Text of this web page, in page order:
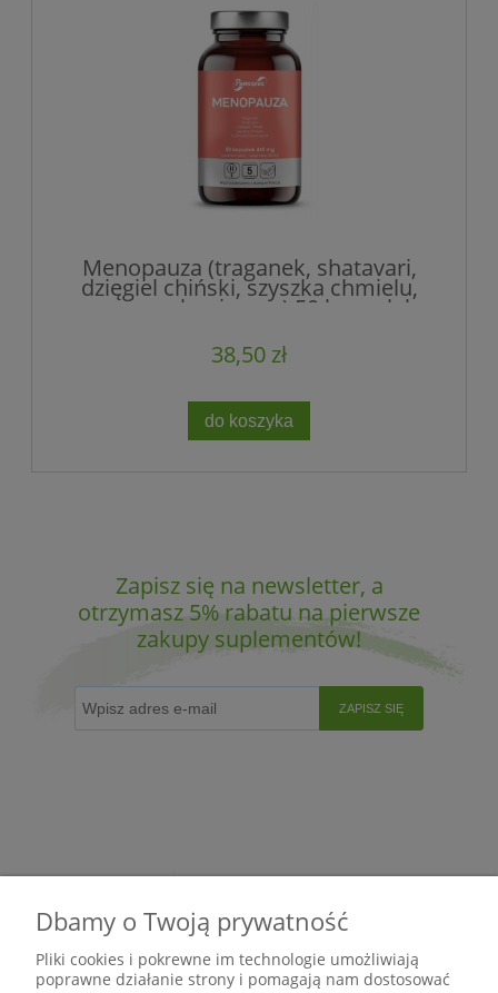
Menopauza (traganek, shatavari,
dzięgiel chiński, szyszka chmielu,
czerwona koniczyna) 50 kapsułek,
38,50 zł
do koszyka
Zapisz się na newsletter, a
otrzymasz 5% rabatu na pierwsze
zakupy suplementów!
ZAPISZ SIĘ
Dbamy o Twoją prywatność
Pliki cookies i pokrewne im technologie umożliwiają
poprawne działanie strony i pomagają nam dostosować